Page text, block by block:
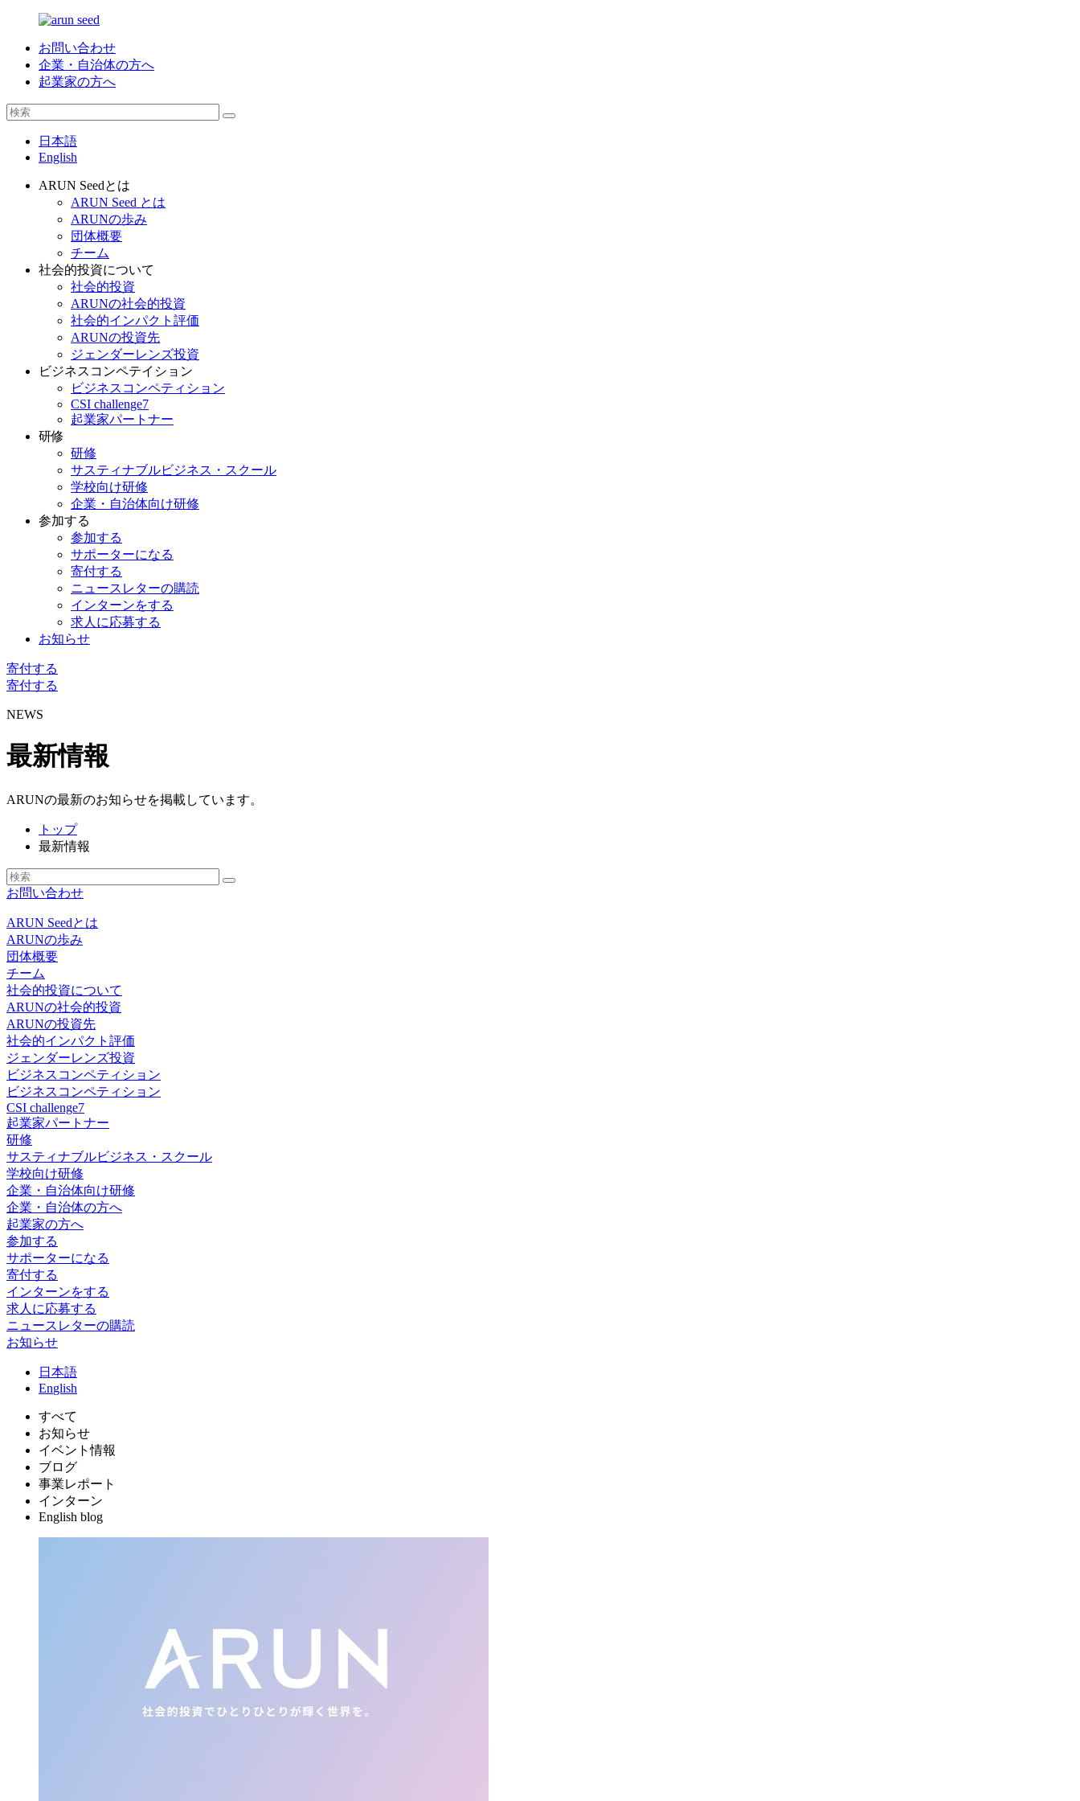
お問い合わせ
企業・自治体の方へ
起業家の方へ
日本語
English
ARUN Seedとは
ARUN Seed とは
ARUNの歩み
団体概要
チーム
社会的投資について
社会的投資
ARUNの社会的投資
社会的インパクト評価
ARUNの投資先
ジェンダーレンズ投資
ビジネスコンペテイション
ビジネスコンペティション
CSI challenge7
起業家パートナー
研修
研修
サスティナブルビジネス・スクール
学校向け研修
企業・自治体向け研修
参加する
参加する
サポーターになる
寄付する
ニュースレターの購読
インターンをする
求人に応募する
お知らせ
寄付する
寄付する
NEWS
最新情報
ARUNの最新のお知らせを掲載しています。
トップ
最新情報
お問い合わせ
ARUN Seedとは
ARUNの歩み
団体概要
チーム
社会的投資について
ARUNの社会的投資
ARUNの投資先
社会的インパクト評価
ジェンダーレンズ投資
ビジネスコンペティション
ビジネスコンペティション
CSI challenge7
起業家パートナー
研修
サスティナブルビジネス・スクール
学校向け研修
企業・自治体向け研修
企業・自治体の方へ
起業家の方へ
参加する
サポーターになる
寄付する
インターンをする
求人に応募する
ニュースレターの購読
お知らせ
日 本語
English
すべて
お知らせ
イベント情報
ブログ
事業レポート
インターン
English blog